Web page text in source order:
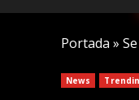
Portada »
News